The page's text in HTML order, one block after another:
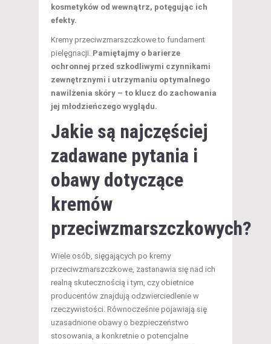
kosmetyków od wewnątrz, potęgując ich
efekty.
Kremy przeciwzmarszczkowe to fundament
pielęgnacji. Pamiętajmy o barierze
ochronnej przed szkodliwymi czynnikami
zewnętrznymi i utrzymaniu optymalnego
nawilżenia skóry – to klucz do zachowania
jej młodzieńczego wyglądu.
Jakie są najczęściej
zadawane pytania i
obawy dotyczące
kremów
przeciwzmarszczkowych?
Wiele osób, sięgających po kremy
przeciwzmarszczkowe, zastanawia się nad ich
realną skutecznością i tym, czy obietnice
producentów znajdują odzwierciedlenie w
rzeczywistości. Równocześnie pojawiają się
uzasadnione obawy o bezpieczeństwo
stosowania, a konkretnie o potencjalne